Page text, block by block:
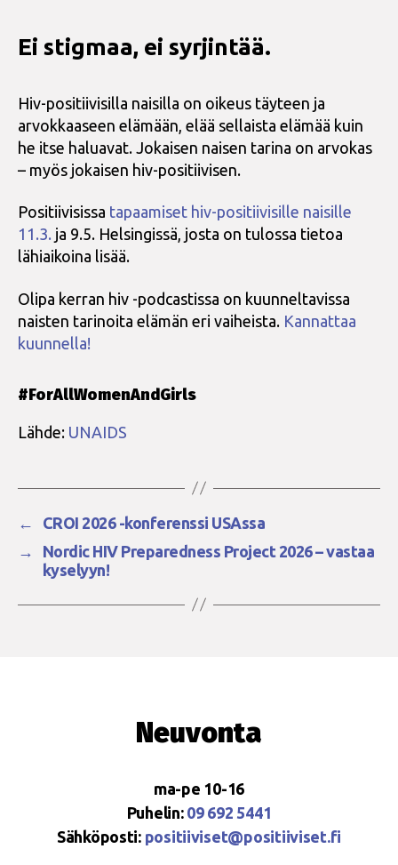
Ei stigmaa, ei syrjintää.
Hiv-positiivisilla naisilla on oikeus täyteen ja
arvokkaaseen elämään, elää sellaista elämää kuin
he itse haluavat. Jokaisen naisen tarina on arvokas
– myös jokaisen hiv-positiivisen.
Positiivisissa tapaamiset hiv-positiivisille naisille
11.3. ja 9.5. Helsingissä, josta on tulossa tietoa
lähiaikoina lisää.
Olipa kerran hiv -podcastissa on kuunneltavissa
naisten tarinoita elämän eri vaiheista. Kannattaa
kuunnella!
#ForAllWomenAndGirls
Lähde: UNAIDS
←
CROI 2026 -konferenssi USAssa
→
Nordic HIV Preparedness Project 2026 – vastaa
kyselyyn!
Neuvonta
ma-pe 10-16
Puhelin: 09 692 5441
Sähköposti: positiiviset@positiiviset.fi